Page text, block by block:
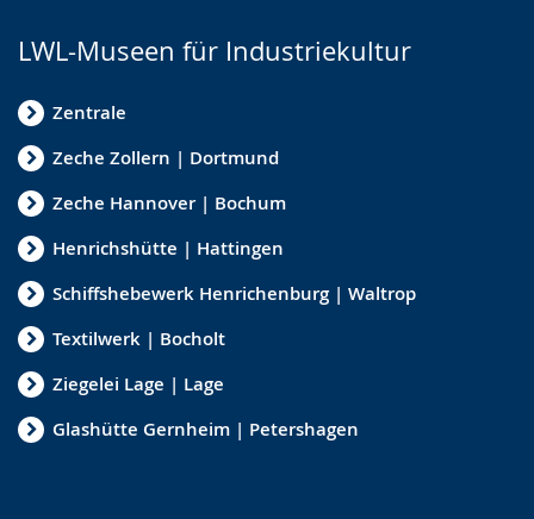
LWL-Museen für Industriekultur
Zentrale
Zeche Zollern | Dortmund
Zeche Hannover | Bochum
Henrichshütte | Hattingen
Schiffshebewerk Henrichenburg | Waltrop
Textilwerk | Bocholt
Ziegelei Lage | Lage
Glashütte Gernheim | Petershagen